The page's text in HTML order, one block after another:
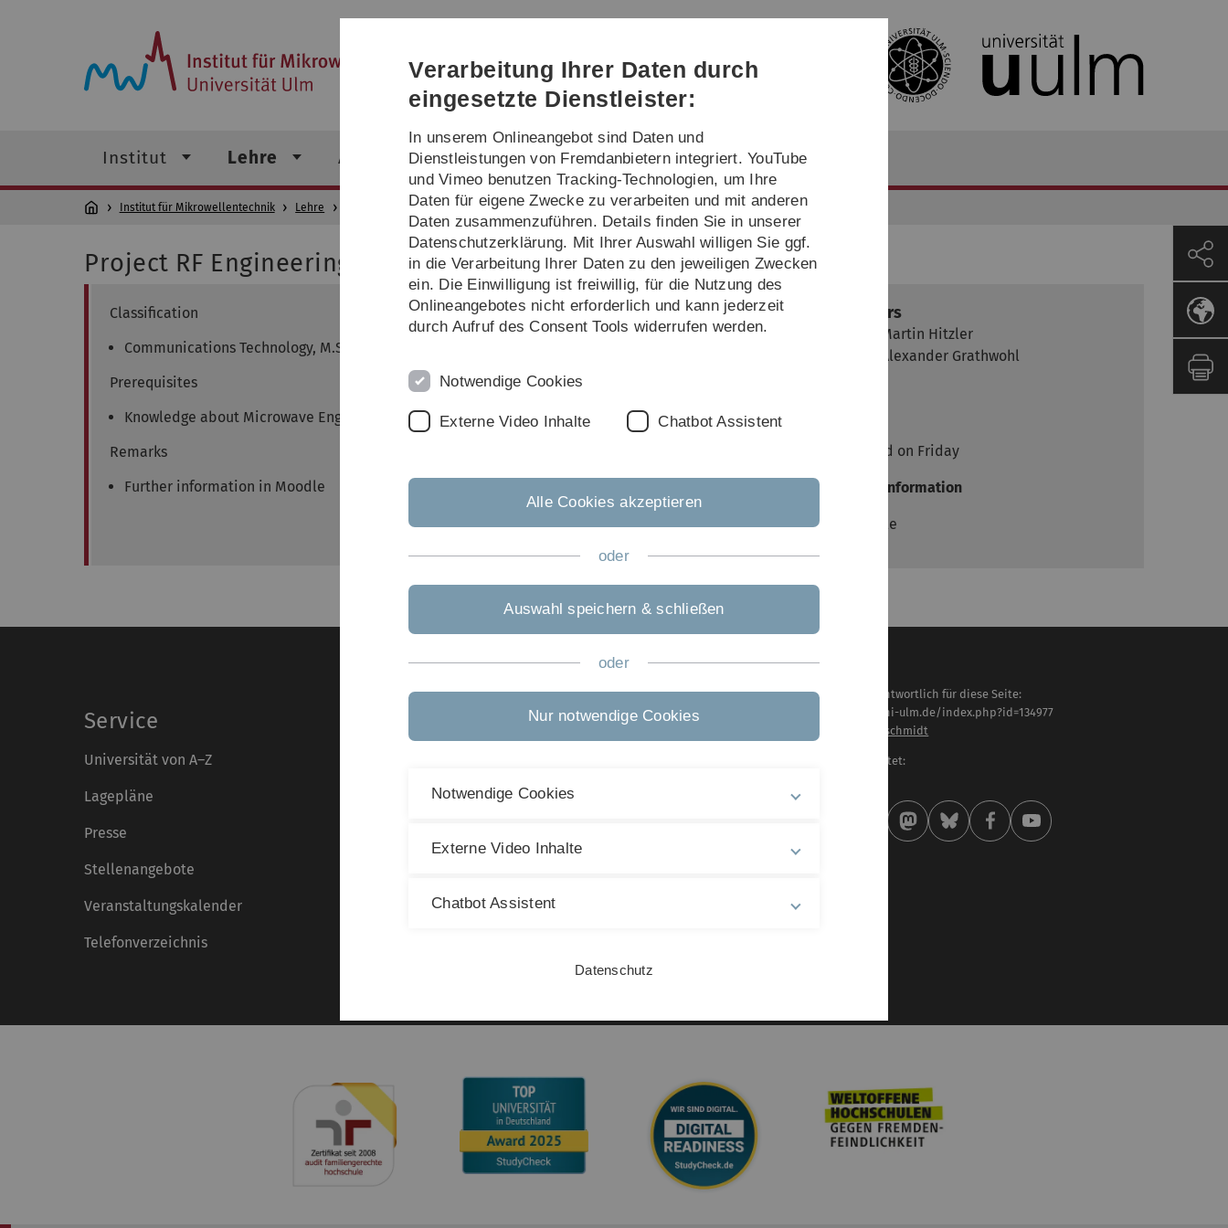
Direkt
Direkt
Direkt
(Sprache,
Drucken,
Social
Direkt
Direkt
Institut für Mikrowellentechnik
Institut Lehre Abschlussarbeiten Forschung
Institut für Mikrowellentechnik Lehre Project RF Engineering
Project RF Engineering (SS, 4 SWS, 5 ECTS)
Classification
Communications Technology, M.Sc., elective module
Prerequisites
Knowledge about Microwave Engineering
Remarks
Further information in Moodle
Lecturers
Dr.-Ing. Martin Hitzler
Dr.-Ing. Alexander Grathwohl
Preferred on Friday
Further information
In Moodle
Service
Universität von A–Z
Lagepläne
Presse
Stellenangebote
Veranstaltungskalender
Telefonverzeichnis
Rechtliche Hinweise
Datenschutz
Leichte Sprache
Inhaltlich verantwortlich für diese Seite:
https://www.uni-ulm.de/index.php?id=134977
Christian Waldschmidt
Zuletzt bearbeitet:
Verarbeitung Ihrer Daten durch
eingesetzte Dienstleister:
In unserem Onlineangebot sind Daten und
Dienstleistungen von Fremdanbietern integriert. YouTube
und Vimeo benutzen Tracking-Technologien, um Ihre
Daten für eigene Zwecke zu verarbeiten und mit anderen
Daten zusammenzuführen. Details finden Sie in unserer
Datenschutzerklärung. Mit Ihrer Auswahl willigen Sie ggf.
in die Verarbeitung Ihrer Daten zu den jeweiligen Zwecken
ein. Die Einwilligung ist freiwillig, für die Nutzung des
Onlineangebotes nicht erforderlich und kann jederzeit
durch Aufruf des Consent Tools widerrufen werden.
Notwendige Cookies
Externe Video Inhalte Chatbot Assistent
Alle Cookies akzeptieren
oder
Auswahl speichern & schließen
oder
Nur notwendige Cookies
Notwendige Cookies
Externe Video Inhalte
Chatbot Assistent
Datenschutz